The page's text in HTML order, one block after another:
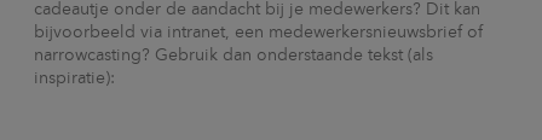
cadeautje onder de aandacht bij je medewerkers? Dit kan
bijvoorbeeld via intranet, een medewerkersnieuwsbrief of
narrowcasting? Gebruik dan onderstaande tekst (als
inspiratie):